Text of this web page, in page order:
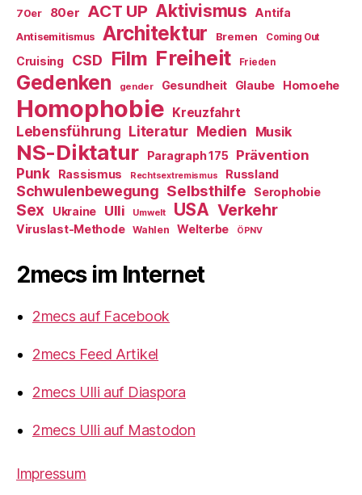
70er 80er ACT UP Aktivismus Antifa
Antisemitismus Architektur Bremen Coming Out
Cruising CSD Film Freiheit Frieden
Gedenken gender Gesundheit Glaube Homoehe
Homophobie Kreuzfahrt
Lebensführung Literatur Medien Musik
NS-Diktatur Paragraph 175
Prävention
Punk
Rassismus Rechtsextremismus Russland
Schwulenbewegung Selbsthilfe Serophobie
Sex Ukraine Ulli Umwelt USA Verkehr
Viruslast-Methode Wahlen Welterbe ÖPNV
2mecs im Internet
2mecs auf Facebook
2mecs Feed Artikel
2mecs Ulli auf Diaspora
2mecs Ulli auf Mastodon
Impressum